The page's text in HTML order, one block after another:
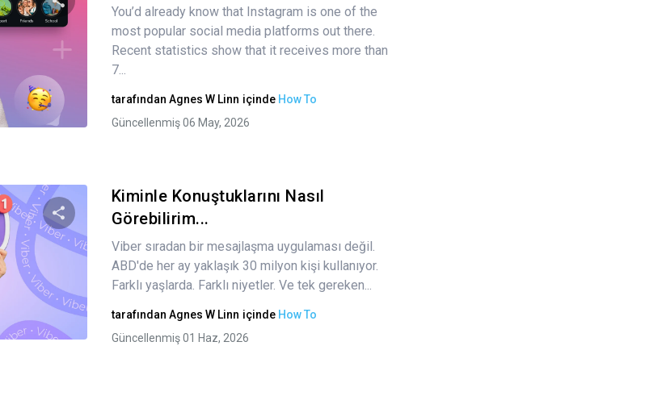
Bu makaleyi paylaş
Twitter
You’d already know that Instagram is one of the
most popular social media platforms out there.
Recent statistics show that it receives more than
7...
tarafından Agnes W Linn içinde How To
Güncellenmiş 06 May, 2026
Bu makaleyi paylaş
Facebook Bağlantıyı kopyala
Kiminle Konuştuklarını Nasıl
Görebilirim...
Viber sıradan bir mesajlaşma uygulaması değil.
ABD'de her ay yaklaşık 30 milyon kişi kullanıyor.
Farklı yaşlarda. Farklı niyetler. Ve tek gereken...
tarafından Agnes W Linn içinde How To
Güncellenmiş 01 Haz, 2026